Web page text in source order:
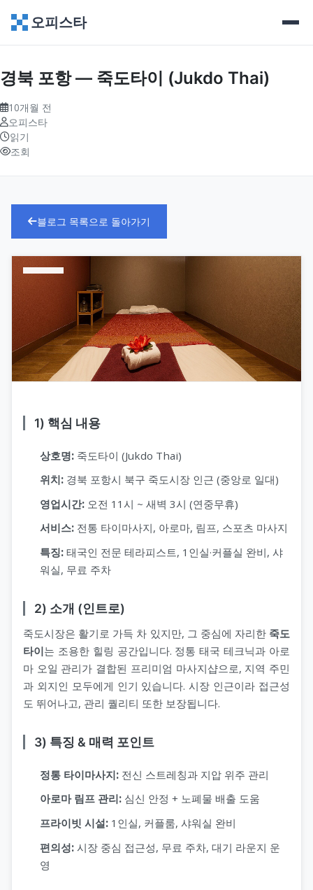
오피스타
경북 포항 — 죽도타이 (Jukdo Thai)
10개월 전
오피스타
읽기
조회
블로그 목록으로 돌아가기
1) 핵심 내용
상호명: 죽도타이 (Jukdo Thai)
위치: 경북 포항시 북구 죽도시장 인근 (중앙로 일대)
영업시간: 오전 11시 ~ 새벽 3시 (연중무휴)
서비스: 전통 타이마사지, 아로마, 림프, 스포츠 마사지
특징: 태국인 전문 테라피스트, 1인실·커플실 완비, 샤
워실, 무료 주차
2) 소개 (인트로)
죽도시장은 활기로 가득 차 있지만, 그 중심에 자리한 죽도
타이는 조용한 힐링 공간입니다. 정통 태국 테크닉과 아로
마 오일 관리가 결합된 프리미엄 마사지샵으로, 지역 주민
과 외지인 모두에게 인기 있습니다. 시장 인근이라 접근성
도 뛰어나고, 관리 퀄리티 또한 보장됩니다.
3) 특징 & 매력 포인트
정통 타이마사지: 전신 스트레칭과 지압 위주 관리
아로마 림프 관리: 심신 안정 + 노폐물 배출 도움
프라이빗 시설: 1인실, 커플룸, 샤워실 완비
편의성: 시장 중심 접근성, 무료 주차, 대기 라운지 운
영